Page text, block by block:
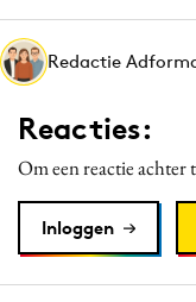
Martech
Media
Merkstrategie
Programmatic
Purpose Marketing
Reputatie & crisis
Redactie
Reacties:
Om een reactie achter
Inloggen